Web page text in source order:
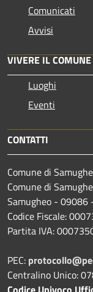
Comunicati
Avvisi
VIVERE IL COMUNE
Luoghi
Eventi
CONTATTI
Comune di
Comune di
Samugheo - 09086
Codice Fiscale:
Partita IVA:
PEC:
Centralino Unico: